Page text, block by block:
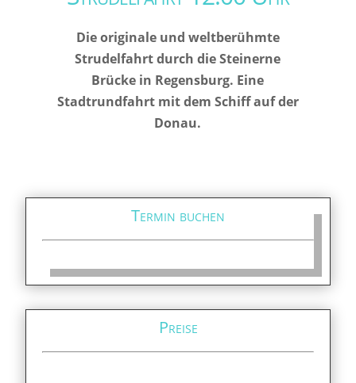
Die originale und weltberühmte
Strudelfahrt durch die Steinerne
Brücke in Regensburg. Eine
Stadtrundfahrt mit dem Schiff auf der
Donau.
Termin buchen
Preise